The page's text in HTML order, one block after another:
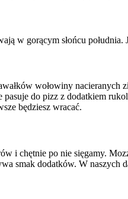
w gorącym słońcu
wołowiny
do pizz z dodatkiem
będziesz wracać.
i chętnie po nie sięgamy.
smak dodatków. W